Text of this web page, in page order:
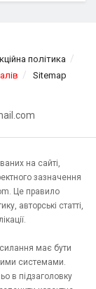
політика
Sitemap
на сайті,
зазначення
Це правило
авторські статті,
має бути
системами.
в підзаголовку